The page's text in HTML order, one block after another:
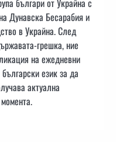
българи от Украйна с
Дунавска Бесарабия и
в Украйна. След
грешка, ние
на ежедневни
език за да
актуална